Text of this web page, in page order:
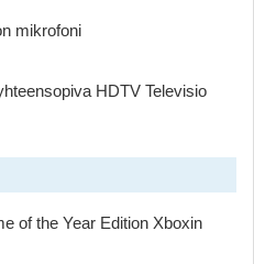
mikrofoni
HDTV Televisio
of the Year Edition Xboxin